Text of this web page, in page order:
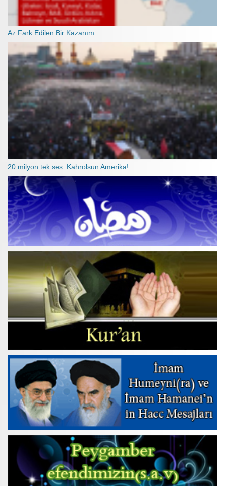
Az Fark Edilen Bir Kazanım
20 milyon tek ses: Kahrolsun Amerika!